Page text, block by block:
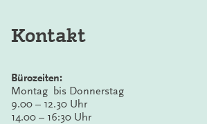
Kontakt
Bürozeiten:
Montag bis Donnerstag
9.00 – 12.30 Uhr
14.00 – 16:30 Uhr